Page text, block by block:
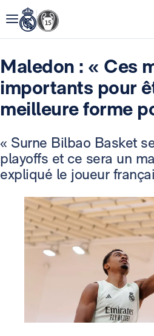
Maledon : « Ces
importants pour
meilleure forme
« Surne Bilbao Basket
playoffs et ce sera un
expliqué le joueur